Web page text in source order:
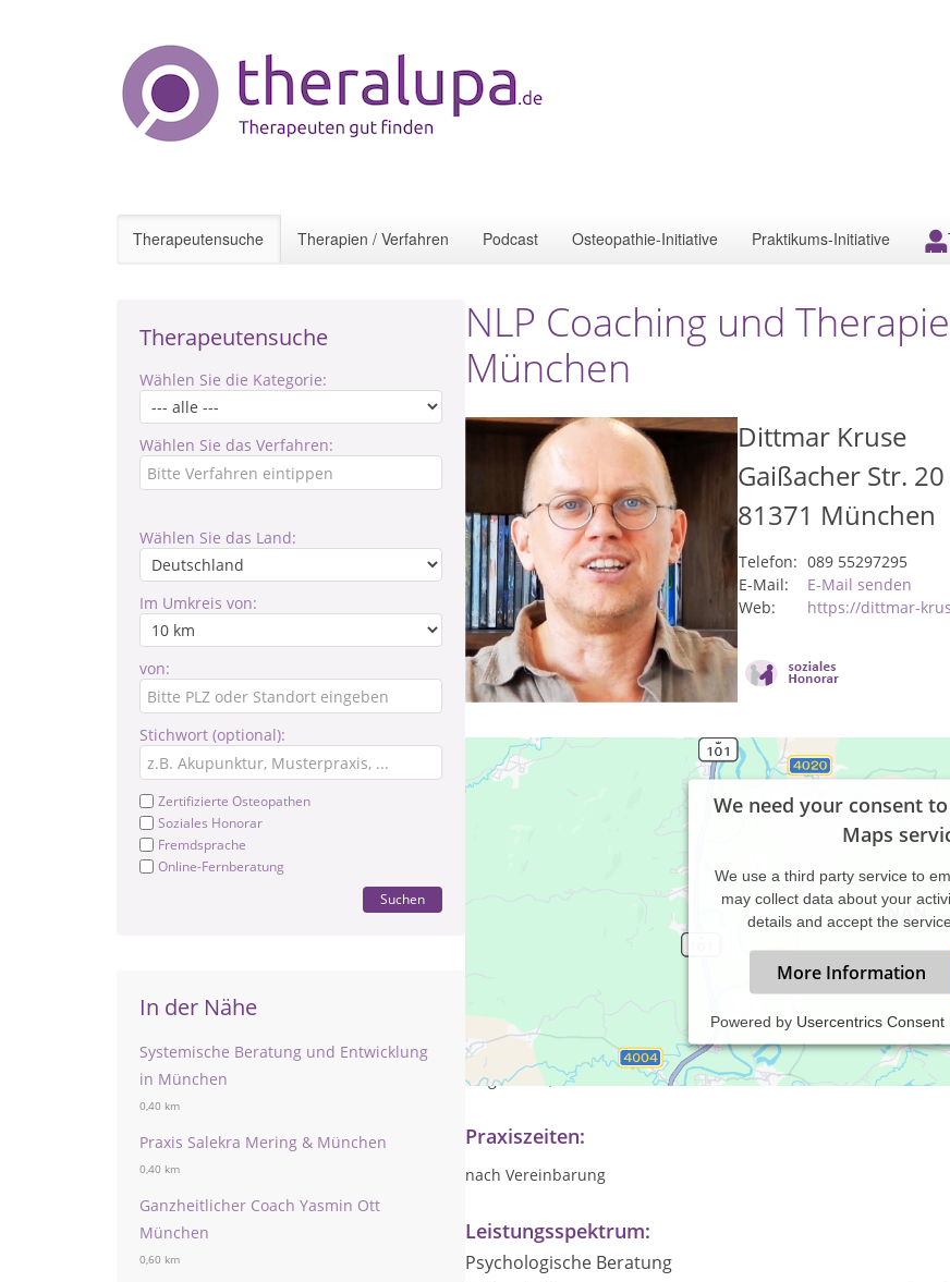
Therapeutensuche Therapien / Verfahren Podcast Osteopathie-Initiative Praktikums-Initiative
Therapeutensuche
Wählen Sie die Kategorie:
Wählen Sie das Verfahren:
Wählen Sie das Land:
Im Umkreis von:
von:
Stichwort (optional):
Zertifizierte Osteopathen
Soziales Honorar
Fremdsprache
Online-Fernberatung
Suchen
In der Nähe
Systemische Beratung und Entwicklung
in München
0,40 km
Praxis Salekra Mering & München
0,40 km
Ganzheitlicher Coach Yasmin Ott
München
0,60 km
NLP Coaching und
München
Dittmar Kruse
Gaißacher Str. 20
81371 München
Telefon: 089 55297295
E-Mail:
E-Mail senden
Web:
https://dittmar-
We need your consent
Maps
We use a third party service to
may collect data about your
details and accept the
More Information
Powered by Usercentrics
Außer den Einzelstunden (NLP-Coaching und Psychoterapie
zum NLP Practitioner und NLP Master, sowie
Möglichkeit, Muster und Denk-Gewohnheiten zu erforschen und
Praxiszeiten:
nach Vereinbarung
Leistungsspektrum:
Psychologische Beratung